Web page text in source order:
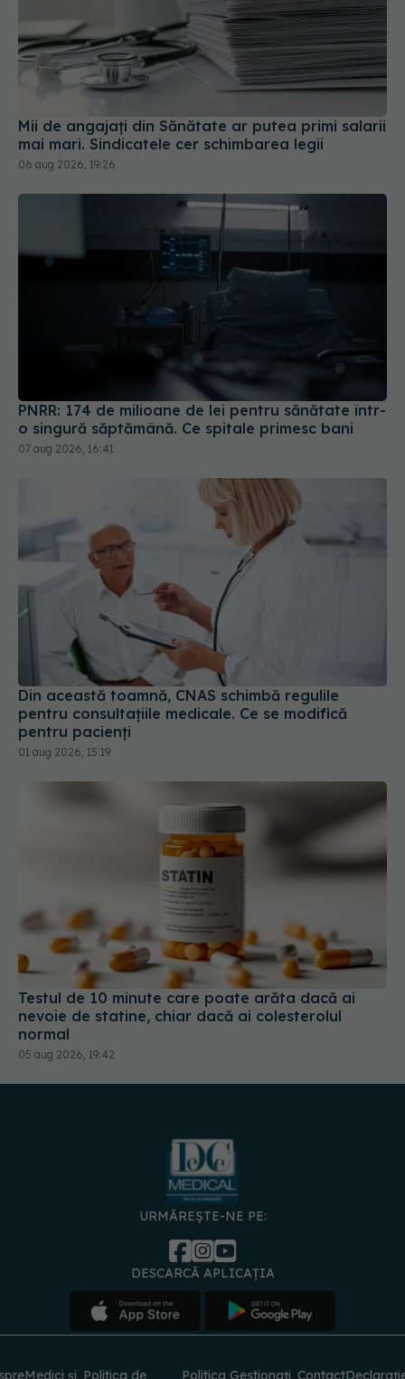
Mii de angajați din Sănătate ar putea primi salarii
mai mari. Sindicatele cer schimbarea legii
06 aug 2026, 19:26
PNRR: 174 de milioane de lei pentru sănătate într-
o singură săptămână. Ce spitale primesc bani
07 aug 2026, 16:41
Din această toamnă, CNAS schimbă regulile
pentru consultațiile medicale. Ce se modifică
pentru pacienți
01 aug 2026, 15:19
Testul de 10 minute care poate arăta dacă ai
nevoie de statine, chiar dacă ai colesterolul
normal
05 aug 2026, 19:42
URMĂREȘTE-NE PE:
DESCARCĂ APLICAȚIA
Medici și Politica de Politica Gestionați Contact